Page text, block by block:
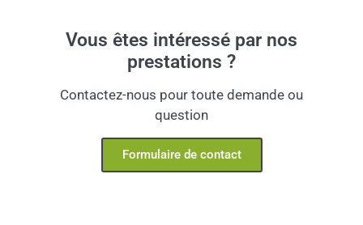
Vous êtes intéressé par nos
prestations ?
Contactez-nous pour toute demande ou
question
Formulaire de contact